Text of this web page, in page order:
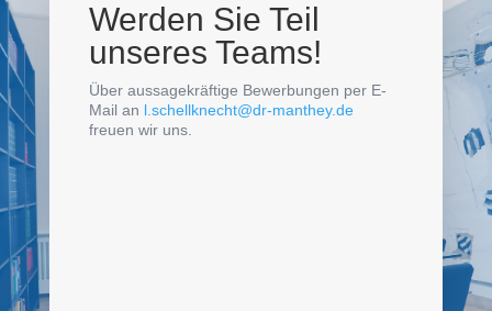
Werden Sie Teil
unseres Teams!
Über aussagekräftige Bewerbungen per E-
Mail an l.schellknecht@dr-manthey.de
freuen wir uns.